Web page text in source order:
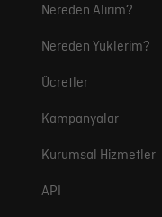
Nereden Alırım?
Nereden Yüklerim?
Ücretler
Kampanyalar
Kurumsal Hizmetler
API